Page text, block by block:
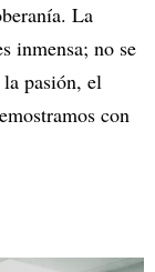
La
inmensa; no se
pasión, el
con